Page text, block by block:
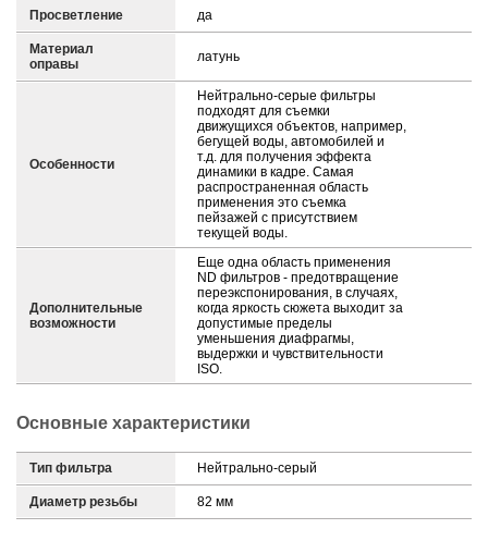
Просветление да
Материал
оправы
латунь
Особенности
Нейтрально-серые фильтры
подходят для съемки
движущихся объектов, например,
бегущей воды, автомобилей и
т.д. для получения эффекта
динамики в кадре. Самая
распространенная область
применения это съемка
пейзажей с присутствием
текущей воды.
Дополнительные
возможности
Еще одна область применения
ND фильтров - предотвращение
переэкспонирования, в случаях,
когда яркость сюжета выходит за
допустимые пределы
уменьшения диафрагмы,
выдержки и чувствительности
ISO.
Основные характеристики
Тип фильтра Нейтрально-серый
Диаметр резьбы 82 мм